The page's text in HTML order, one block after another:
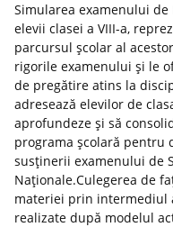
Simularea examenului
elevii clasei a VIII-a,
parcursul școlar al
rigorile examenului și le
de pregătire atins la
adresează elevilor de
aprofundeze și să
programa școlară pentru
susținerii examenului de
Naționale.Culegerea de
materiei prin intermediul
realizate după modelul